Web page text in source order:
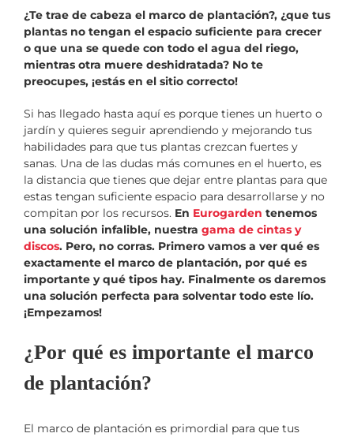
¿Te trae de cabeza el marco de plantación?, ¿que tus
plantas no tengan el espacio suficiente para crecer
o que una se quede con todo el agua del riego,
mientras otra muere deshidratada? No te
preocupes, ¡estás en el sitio correcto!
Si has llegado hasta aquí es porque tienes un huerto o
jardín y quieres seguir aprendiendo y mejorando tus
habilidades para que tus plantas crezcan fuertes y
sanas. Una de las dudas más comunes en el huerto, es
la distancia que tienes que dejar entre plantas para que
estas tengan suficiente espacio para desarrollarse y no
compitan por los recursos. En Eurogarden tenemos
una solución infalible, nuestra gama de cintas y
discos. Pero, no corras. Primero vamos a ver qué es
exactamente el marco de plantación, por qué es
importante y qué tipos hay. Finalmente os daremos
una solución perfecta para solventar todo este lío.
¡Empezamos!
¿Por qué es importante el marco
de plantación?
El marco de plantación es primordial para que tus